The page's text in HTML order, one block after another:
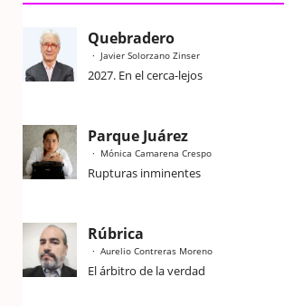
Quebradero
Javier Solorzano Zinser
2027. En el cerca-lejos
Parque Juárez
Mónica Camarena Crespo
Rupturas inminentes
Rúbrica
Aurelio Contreras Moreno
El árbitro de la verdad